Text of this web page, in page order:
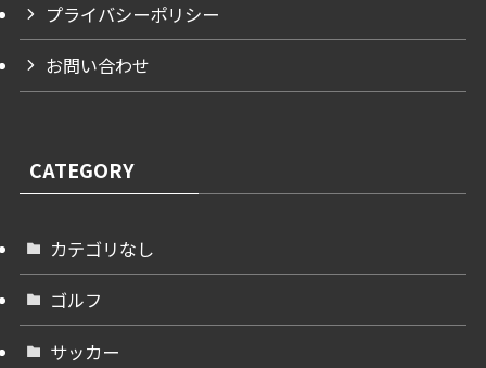
プライバシーポリシー
お問い合わせ
CATEGORY
カテゴリなし
ゴルフ
サッカー